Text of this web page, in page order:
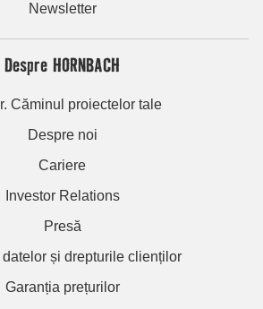
Newsletter
Despre HORNBACH
Căminul proiectelor tale
Despre noi
Cariere
Investor Relations
Presă
datelor și drepturile clienților
Garanția prețurilor